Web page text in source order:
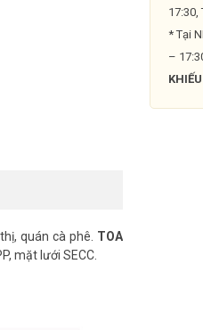
quán cà phê. TOA
mặt lưới SECC.
17:30,
* Tại
–